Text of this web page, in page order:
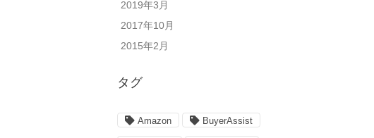
2019年3月
2017年10月
2015年2月
タグ
Amazon BuyerAssist